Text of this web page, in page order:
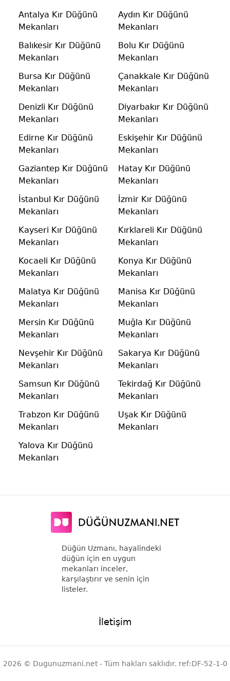
Antalya Kır Düğünü
Mekanları
Aydın Kır Düğünü
Mekanları
Balıkesir Kır Düğünü
Mekanları
Bolu Kır Düğünü
Mekanları
Bursa Kır Düğünü
Mekanları
Çanakkale Kır Düğünü
Mekanları
Denizli Kır Düğünü
Mekanları
Diyarbakır Kır Düğünü
Mekanları
Edirne Kır Düğünü
Mekanları
Eskişehir Kır Düğünü
Mekanları
Gaziantep Kır Düğünü
Mekanları
Hatay Kır Düğünü
Mekanları
İstanbul Kır Düğünü
Mekanları
İzmir Kır Düğünü
Mekanları
Kayseri Kır Düğünü
Mekanları
Kırklareli Kır Düğünü
Mekanları
Kocaeli Kır Düğünü
Mekanları
Konya Kır Düğünü
Mekanları
Malatya Kır Düğünü
Mekanları
Manisa Kır Düğünü
Mekanları
Mersin Kır Düğünü
Mekanları
Muğla Kır Düğünü
Mekanları
Nevşehir Kır Düğünü
Mekanları
Sakarya Kır Düğünü
Mekanları
Samsun Kır Düğünü
Mekanları
Tekirdağ Kır Düğünü
Mekanları
Trabzon Kır Düğünü
Mekanları
Uşak Kır Düğünü
Mekanları
Yalova Kır Düğünü
Mekanları
Düğün Uzmanı, hayalindeki
düğün için en uygun
mekanları inceler,
karşılaştırır ve senin için
listeler.
İletişim
2026 © Dugunuzmani.net - Tüm hakları saklıdır. ref:DF-52-1-0